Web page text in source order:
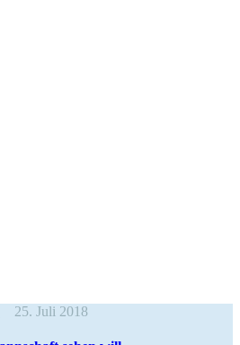
25. Juli 2018